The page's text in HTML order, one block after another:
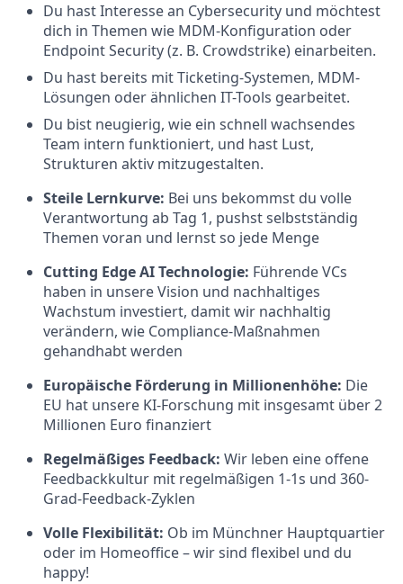
Du hast Interesse an Cybersecurity und möchtest
dich in Themen wie MDM-Konfiguration oder
Endpoint Security (z. B. Crowdstrike) einarbeiten.
Du hast bereits mit Ticketing-Systemen, MDM-
Lösungen oder ähnlichen IT-Tools gearbeitet.
Du bist neugierig, wie ein schnell wachsendes
Team intern funktioniert, und hast Lust,
Strukturen aktiv mitzugestalten.
Steile Lernkurve: Bei uns bekommst du volle
Verantwortung ab Tag 1, pushst selbstständig
Themen voran und lernst so jede Menge
Cutting Edge AI Technologie: Führende VCs
haben in unsere Vision und nachhaltiges
Wachstum investiert, damit wir nachhaltig
verändern, wie Compliance-Maßnahmen
gehandhabt werden
Europäische Förderung in Millionenhöhe: Die
EU hat unsere KI-Forschung mit insgesamt über 2
Millionen Euro finanziert
Regelmäßiges Feedback: Wir leben eine offene
Feedbackkultur mit regelmäßigen 1-1s und 360-
Grad-Feedback-Zyklen
Volle Flexibilität: Ob im Münchner Hauptquartier
oder im Homeoffice – wir sind flexibel und du
happy!